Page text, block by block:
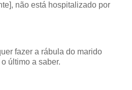
não está hospitalizado por
fazer a rábula do marido
último a saber.